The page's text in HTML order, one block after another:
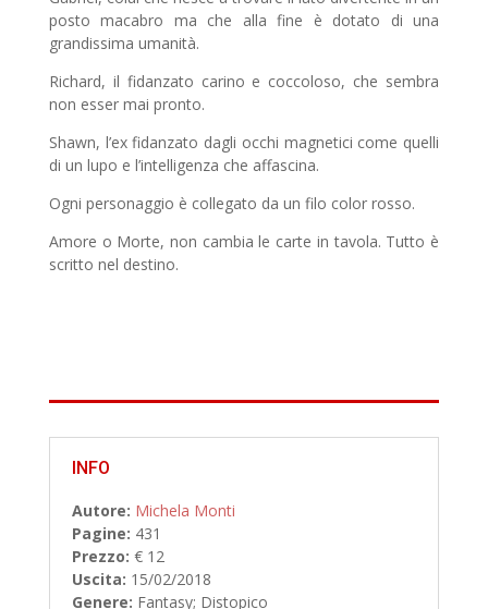
posto macabro ma che alla fine è dotato di una
grandissima umanità.
Richard, il fidanzato carino e coccoloso, che sembra
non esser mai pronto.
Shawn, l’ex fidanzato dagli occhi magnetici come quelli
di un lupo e l’intelligenza che affascina.
Ogni personaggio è collegato da un filo color rosso.
Amore o Morte, non cambia le carte in tavola. Tutto è
scritto nel destino.
INFO
Autore: Michela Monti
Pagine: 431
Prezzo: € 12
Uscita: 15/02/2018
Genere: Fantasy; Distopico